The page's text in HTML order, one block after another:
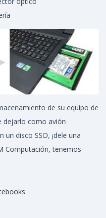
de su equipo de
dejarlo como avión
disco SSD, ¡dele una
Computación, tenemos